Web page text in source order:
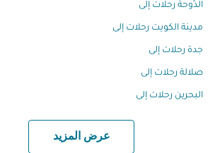
الدّوحة رحلات إلى
مدينة الكويت رحلات إلى
جدة رحلات إلى
صلالة رحلات إلى
البحرين رحلات إلى
عرض المزيد